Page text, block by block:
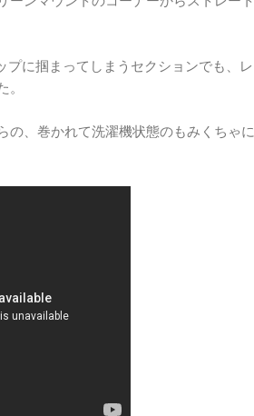
プに掴まってしまうセクションでも、
の、巻かれて洗濯機状態のもみくちゃ